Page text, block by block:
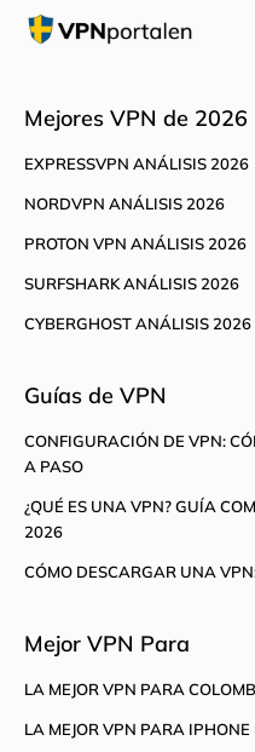
Mejores VPN de 2026
EXPRESSVPN ANÁLISIS 2026
NORDVPN ANÁLISIS 2026
PROTON VPN ANÁLISIS 2026
SURFSHARK ANÁLISIS 2026
CYBERGHOST ANÁLISIS 2026
Guías de VPN
CONFIGURACIÓN DE VPN:
A PASO
¿QUÉ ES UNA VPN? GUÍA
2026
CÓMO DESCARGAR UNA
Mejor VPN Para
LA MEJOR VPN PARA
LA MEJOR VPN PARA